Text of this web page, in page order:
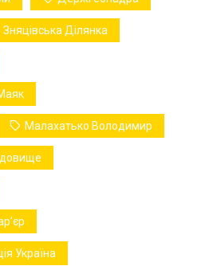
Зняцівська Ділянка
Малахатько Володимир
Україна